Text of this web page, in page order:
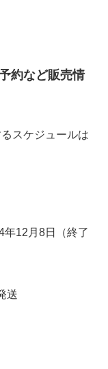
約など販売情
スケジュールは
年12月8日（終了
送